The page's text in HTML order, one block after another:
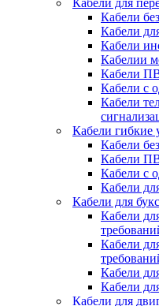
Кабели
Кабели
Кабели
Кабелии
Кабели
Кабели с
Кабели
Кабели гибкие
Кабели
Кабели
Кабели с
Кабели
Кабели для
Кабели
Кабели
Кабели
Кабели
Кабели для